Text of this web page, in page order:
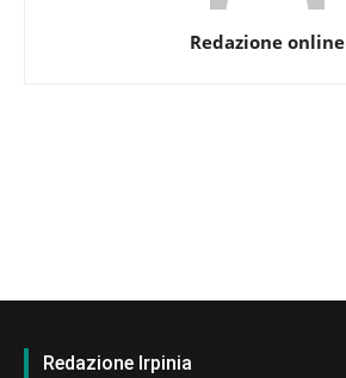
Redazione online
Redazione Irpinia